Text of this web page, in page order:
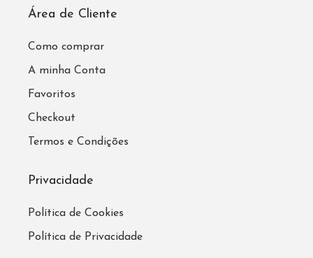
Área de Cliente
Como comprar
A minha Conta
Favoritos
Checkout
Termos e Condições
Privacidade
Política de Cookies
Política de Privacidade